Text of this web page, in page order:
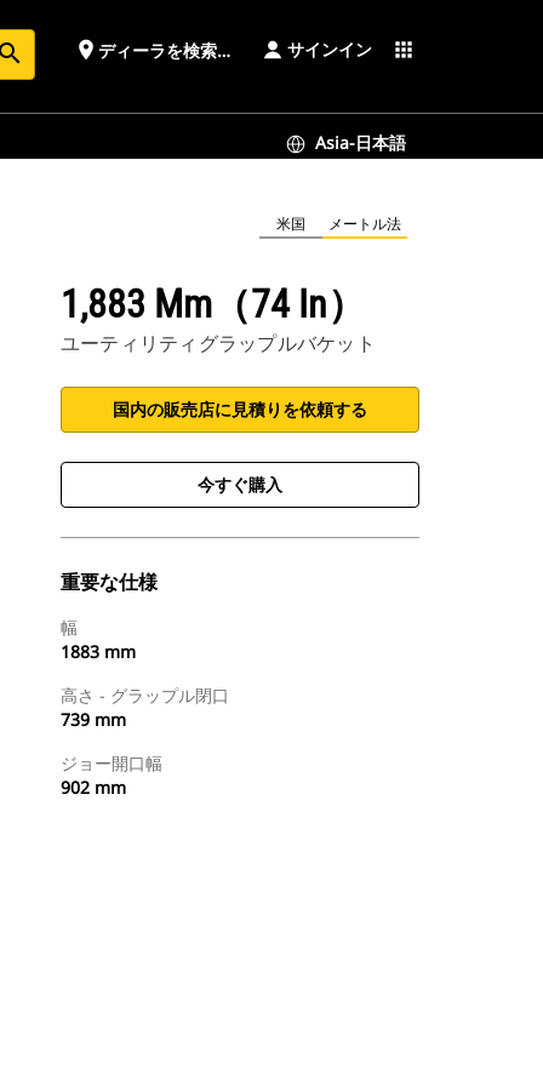
place ディーラを検索する サインイン apps
Asia-日本語
米国 メートル法
1,883 Mm（74 In）
ユーティリティグラップルバケット
国内の販売店に見積りを依頼する
今すぐ購入
重要な仕様
幅
1883 mm
高さ - グラップル閉口
739 mm
ジョー開口幅
902 mm